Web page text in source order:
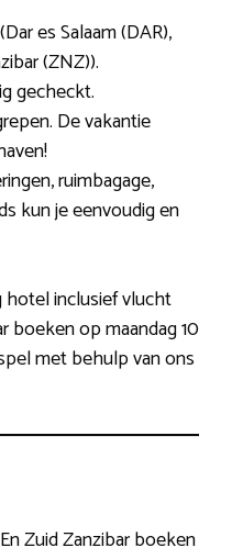
es Salaam (DAR),
(ZNZ)).
gecheckt.
De vakantie
ruimbagage,
kun je eenvoudig en
inclusief vlucht
boeken op maandag 10
met behulp van ons
Zuid Zanzibar boeken